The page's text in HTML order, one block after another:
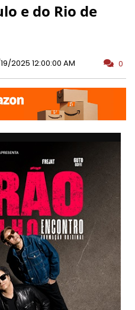
e do Rio de
2025 12:00:00 AM 0